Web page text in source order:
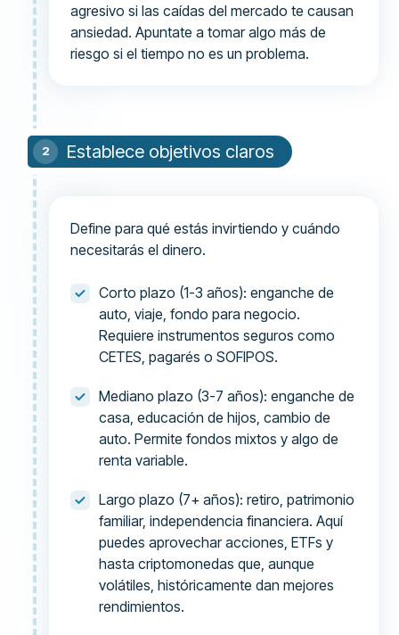
agresivo si las caídas del mercado te causan
ansiedad. Apuntate a tomar algo más de
riesgo si el tiempo no es un problema.
Establece objetivos claros
Define para qué estás invirtiendo y cuándo
necesitarás el dinero.
Corto plazo (1-3 años): enganche de
auto, viaje, fondo para negocio.
Requiere instrumentos seguros como
CETES, pagarés o SOFIPOS.
Mediano plazo (3-7 años): enganche de
casa, educación de hijos, cambio de
auto. Permite fondos mixtos y algo de
renta variable.
Largo plazo (7+ años): retiro, patrimonio
familiar, independencia financiera. Aquí
puedes aprovechar acciones, ETFs y
hasta criptomonedas que, aunque
volátiles, históricamente dan mejores
rendimientos.